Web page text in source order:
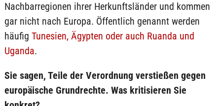
Nachbarregionen ihrer Herkunftsländer und kommen
gar nicht nach Europa. Öffentlich genannt werden
häufig Tunesien, Ägypten oder auch Ruanda und
Uganda.
Sie sagen, Teile der Verordnung verstießen gegen
europäische Grundrechte. Was kritisieren Sie